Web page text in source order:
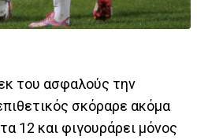
του ασφαλούς την
σκόραρε ακόμα
12 και φιγουράρει μόνος